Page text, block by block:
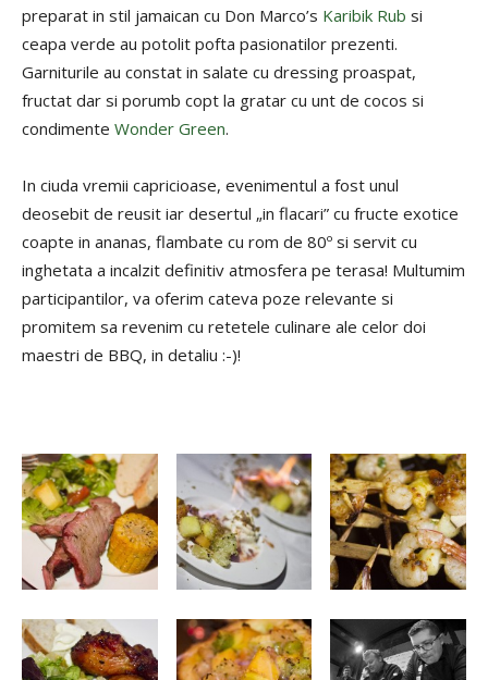
preparat in stil jamaican cu Don Marco’s Karibik Rub si
ceapa verde au potolit pofta pasionatilor prezenti.
Garniturile au constat in salate cu dressing proaspat,
fructat dar si porumb copt la gratar cu unt de cocos si
condimente Wonder Green.
In ciuda vremii capricioase, evenimentul a fost unul
deosebit de reusit iar desertul „in flacari” cu fructe exotice
coapte in ananas, flambate cu rom de 80º si servit cu
inghetata a incalzit definitiv atmosfera pe terasa! Multumim
participantilor, va oferim cateva poze relevante si
promitem sa revenim cu retetele culinare ale celor doi
maestri de BBQ, in detaliu :-)!